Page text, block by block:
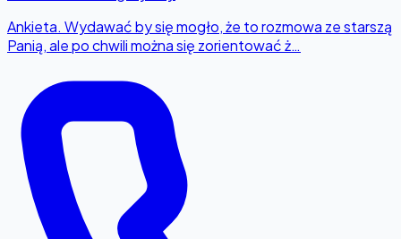
Ankieta. Wydawać by się mogło, że to rozmowa ze starszą
Panią, ale po chwili można się zorientować ż…